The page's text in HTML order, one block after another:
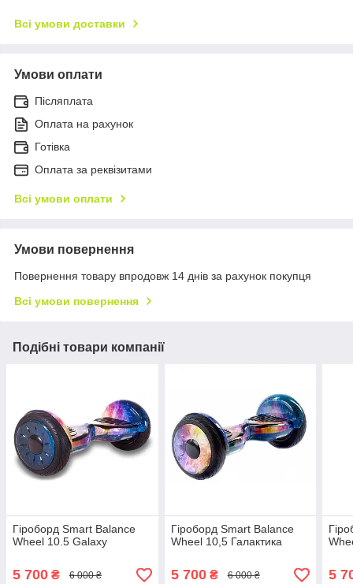
Всі умови доставки
Умови оплати
Післяплата
Оплата на рахунок
Готівка
Оплата за реквізитами
Всі умови оплати
Умови повернення
Повернення товару впродовж 14 днів за рахунок покупця
Всі умови повернення
Подібні товари компанії
Гіроборд Smart Balance
Wheel 10.5 Galaxy
5 700 ₴ 6 000 ₴
Гіроборд Smart Balance
Wheel 10,5 Галактика
5 700₴ 6 000 ₴ 5